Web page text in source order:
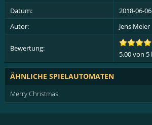
Datum:
2018-06-
Autor:
Jens Meier
Bewertung:
5.00von 5
ÄHNLICHE SPIELAUTOMATEN
Merry Christmas